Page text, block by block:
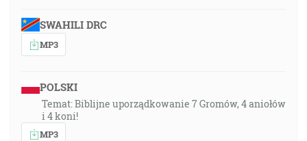
SWAHILI DRC
MP3
POLSKI
Temat: Biblijne uporządkowanie 7 Gromów, 4 aniołów
i 4 koni!
MP3